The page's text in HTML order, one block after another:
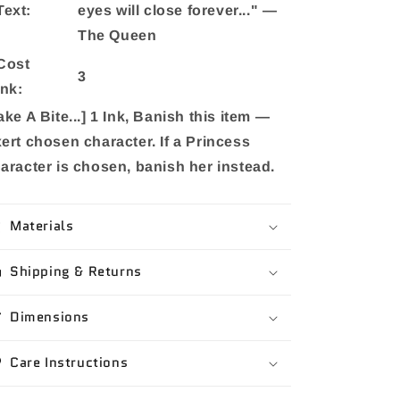
eyes will close forever..." —
The Queen
3
A Bite...] 1 Ink, Banish this item —
chosen character. If a Princess
is chosen, banish her instead.
Materials
Shipping & Returns
Dimensions
Care Instructions